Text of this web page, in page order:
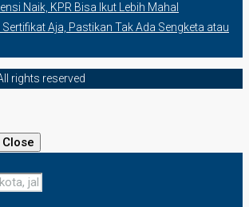
Naik, KPR Bisa Ikut Lebih Mahal
Aja, Pastikan Tak Ada Sengketa atau
rights reserved
Close